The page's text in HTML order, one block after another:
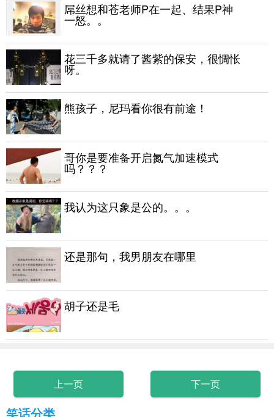
屌丝想和苍老师P在一起、结果P神
一怒。。
花三千多就请了酱紫的保安，很惆怅
呀。
熊孩子，尼玛看你很有前途！
哥你是要准备开启氮气加速模式
吗？？？
我认为这只象是公的。。。
还是那句，我男朋友在哪里
胡子还是毛
上一页 下一页
笑话分类